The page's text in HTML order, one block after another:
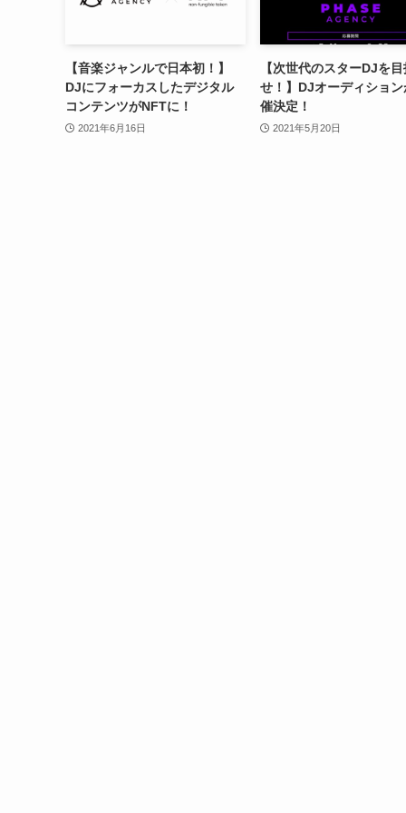
【音楽ジャンルで日本初！】
DJにフォーカスしたデジタル
コンテンツがNFTに！
2021年6月16日
【次世代のスターDJを
せ！】DJオーディション
催決定！
2021年5月20日